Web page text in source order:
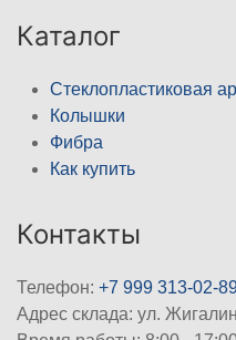
Каталог
Стеклопластиковая
Колышки
Фибра
Как купить
Контакты
Телефон: +7 999 313-02-
Адрес склада: ул.